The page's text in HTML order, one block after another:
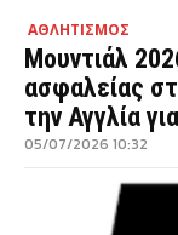
ΑΘΛΗΤΙΣΜΟΣ
Μουντιάλ
ασφαλείας
την Αγγλία
05/07/2026 10:32